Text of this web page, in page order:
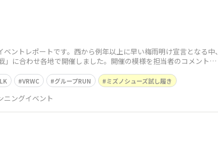
ントレポートです。西から例年以上に早い梅雨明け宣言となる中、
に合わせ各地で開催しました。開催の模様を担当者のコメントと
VRWC グループRUN ミズノシューズ試し履き
ニングイベント